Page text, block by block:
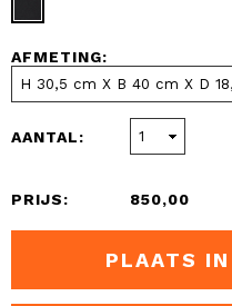
AFMETING:
AANTAL:
PRIJS: 850,00
PLAATS